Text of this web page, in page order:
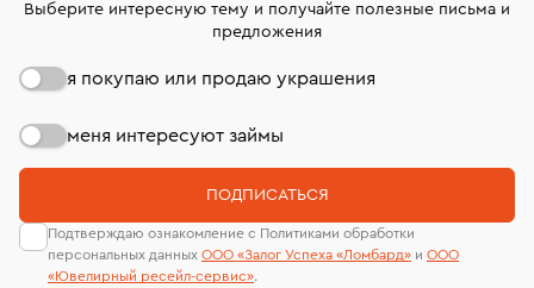
Выберите интересную тему и получайте полезные письма и
предложения
я покупаю или продаю украшения
меня интересуют займы
ПОДПИСАТЬСЯ
Подтверждаю ознакомление с Политиками обработки
персональных данных ООО «Залог Успеха «Ломбард» и ООО
«Ювелирный ресейл-сервиc».